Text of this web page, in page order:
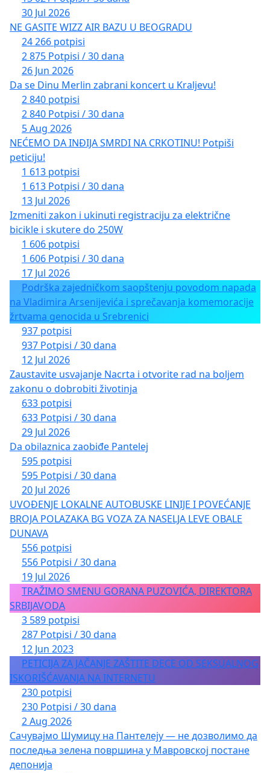
30 Jul 2026
NE GASITE WIZZ AIR BAZU U BEOGRADU
24 266 potpisi
2 875 Potpisi / 30 dana
26 Jun 2026
Da se Dinu Merlin zabrani koncert u Kraljevu!
2 840 potpisi
2 840 Potpisi / 30 dana
5 Aug 2026
NEĆEMO DA INĐIJA SMRDI NA CRKOTINU! Potpiši
peticiju!
1 613 potpisi
1 613 Potpisi / 30 dana
13 Jul 2026
Izmeniti zakon i ukinuti registraciju za električne
bicikle i skutere do 250W
1 606 potpisi
1 606 Potpisi / 30 dana
17 Jul 2026
Podrška zajedničkom saopštenju povodom napada
na Vladimira Arsenijevića i sprečavanja komemoracije
žrtvama genocida u Srebrenici
937 potpisi
937 Potpisi / 30 dana
12 Jul 2026
Zaustavite usvajanje Nacrta i otvorite rad na boljem
zakonu o dobrobiti životinja
633 potpisi
633 Potpisi / 30 dana
29 Jul 2026
Da obilaznica zaobiđe Pantelej
595 potpisi
595 Potpisi / 30 dana
20 Jul 2026
UVOĐENJE LOKALNE AUTOBUSKE LINIJE I POVEĆANJE
BROJA POLAZAKA BG VOZA ZA NASELJA LEVE OBALE
DUNAVA
556 potpisi
556 Potpisi / 30 dana
19 Jul 2026
TRAŽIMO SMENU GORANA PUZOVIĆA, DIREKTORA
SRBIJAVODA
3 589 potpisi
287 Potpisi / 30 dana
12 Jun 2023
PETICIJA ZA JAČANJE ZAŠTITE DECE OD SEKSUALNOG
ISKORIŠĆAVANJA NA INTERNETU
230 potpisi
230 Potpisi / 30 dana
2 Aug 2026
Сачувајмо Шумицу на Пантелеју — не дозволимо да
последња зелена површина у Мавровској постане
депонија